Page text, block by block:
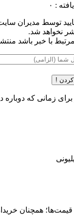
: ۰
توسط مدیران
نخواهد شد.
با خبر باشد
!
زمانی که